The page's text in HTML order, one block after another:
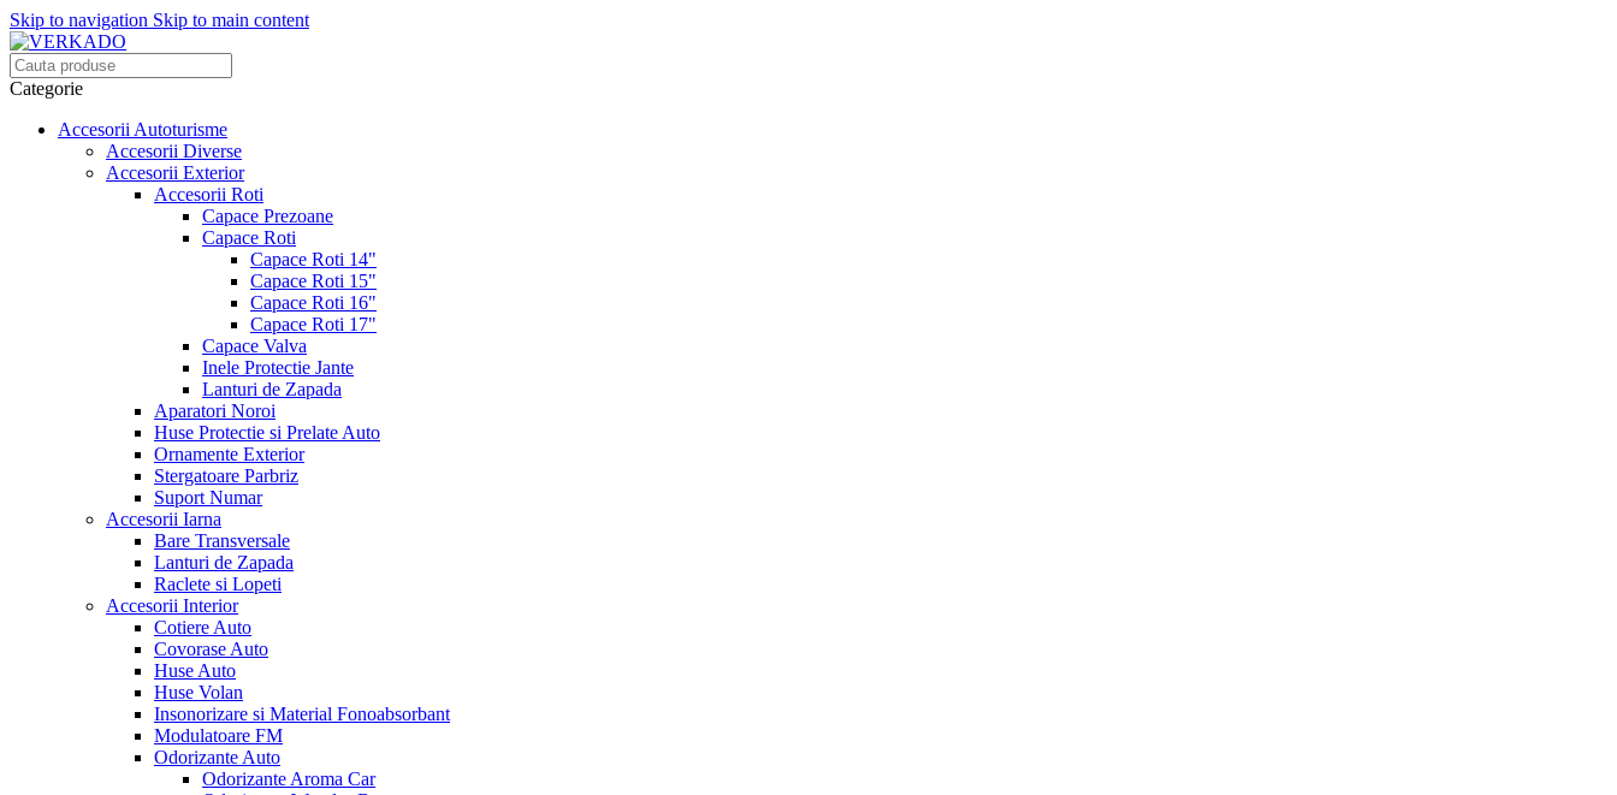
Skip to navigation Skip to main content
Categorie
Accesorii Autoturisme
Accesorii Diverse
Accesorii Exterior
Accesorii Roti
Capace Prezoane
Capace Roti
Capace Roti 14"
Capace Roti 15"
Capace Roti 16"
Capace Roti 17"
Capace Valva
Inele Protectie Jante
Lanturi de Zapada
Aparatori Noroi
Huse Protectie si Prelate Auto
Ornamente Exterior
Stergatoare Parbriz
Suport Numar
Accesorii Iarna
Bare Transversale
Lanturi de Zapada
Raclete si Lopeti
Accesorii Interior
Cotiere Auto
Covorase Auto
Huse Auto
Huse Volan
Insonorizare si Material Fonoabsorbant
Modulatoare FM
Odorizante Auto
Odorizante Aroma Car